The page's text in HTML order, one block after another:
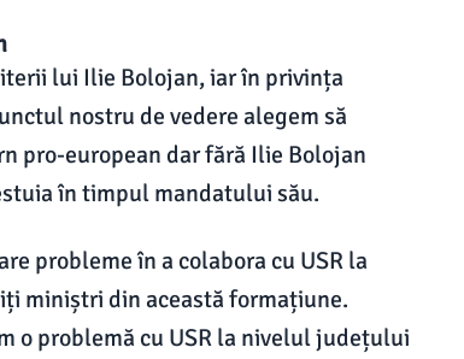
lui Ilie Bolojan, iar în privința
nostru de vedere alegem să
pro-european dar fără Ilie Bolojan
în timpul mandatului său.
probleme în a colabora cu USR la
miniștri din această formațiune.
o problemă cu USR la nivelul județului